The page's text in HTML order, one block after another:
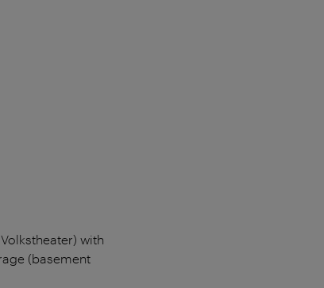
with
(basement